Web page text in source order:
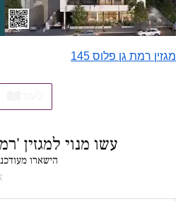
מגזין רמת גן פלוס 145
עשו מנוי למגזין
הישארו